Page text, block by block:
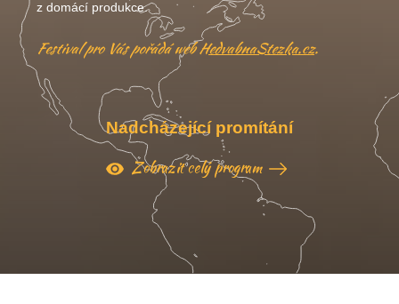
z domácí produkce.
Festival pro Vás pořádá webHedvabnaStezka.cz.
Nadcházející promítání
Zobrazit celý program